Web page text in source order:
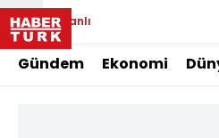
Canlı
Gündem Ekonomi